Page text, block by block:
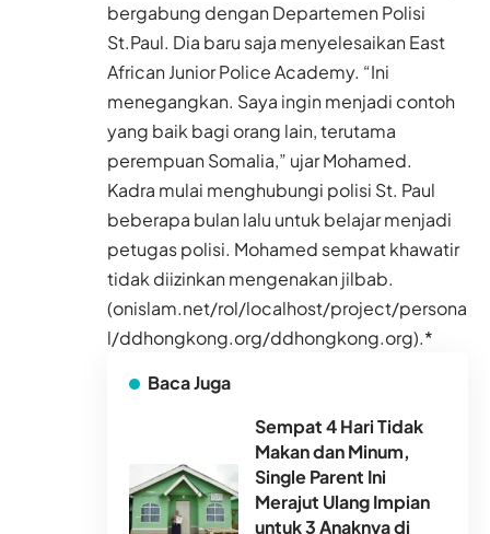
bergabung dengan Departemen Polisi
St.Paul. Dia baru saja menyelesaikan East
African Junior Police Academy. “Ini
menegangkan. Saya ingin menjadi contoh
yang baik bagi orang lain, terutama
perempuan Somalia,” ujar Mohamed.
Kadra mulai menghubungi polisi St. Paul
beberapa bulan lalu untuk belajar menjadi
petugas polisi. Mohamed sempat khawatir
tidak diizinkan mengenakan jilbab.
(onislam.net/rol/localhost/project/persona
l/ddhongkong.org/ddhongkong.org).*
Baca Juga
Sempat 4 Hari Tidak
Makan dan Minum,
Single Parent Ini
Merajut Ulang Impian
untuk 3 Anaknya di